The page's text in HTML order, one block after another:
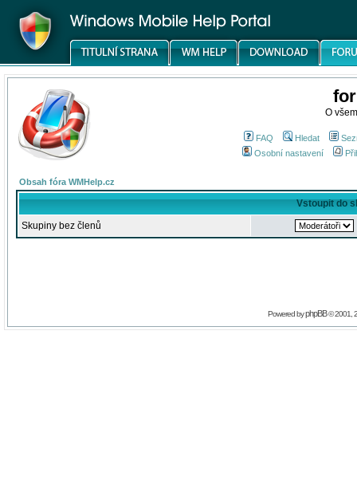
O
FAQ Hledat
Osobní nastavení
Obsah fóra WMHelp.cz
Vstoupit do
Skupiny bez členů
Powered byphpBB© 2001,